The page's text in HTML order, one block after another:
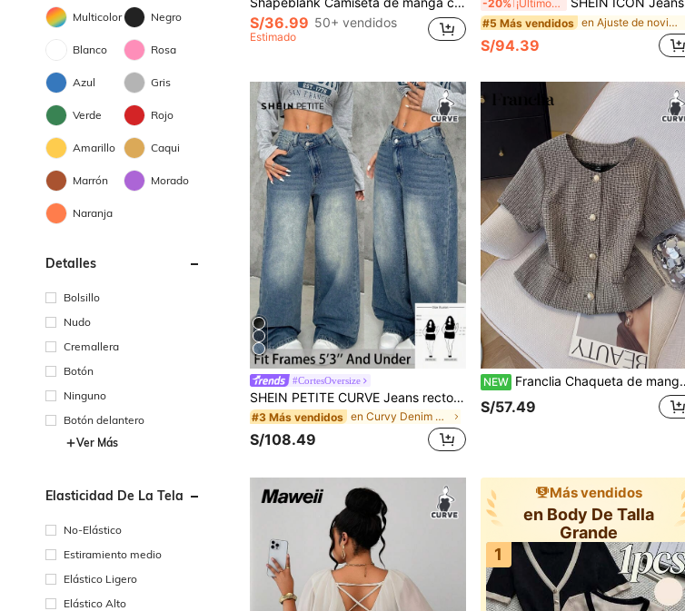
Multicolor Negro
Blanco Rosa
Azul Gris
Verde Rojo
Amarillo Caqui
Marrón Morado
Naranja
Detalles
Bolsillo
Nudo
Cremallera
Botón
Ninguno
Botón delantero
Ver Más
Elasticidad De La Tela
No-Elástico
Estiramiento medio
Elástico Ligero
Elástico Alto
S/36.99 50+ vendidos
Estimado
-20% ¡Últimos 3 días
#5 Más vendidos en Ajuste de novio Denim de talla grande
S/94.39
#CortesOversize
SHEIN PETITE CURVE Jeans rectos sueltos de cintura asimétrica de estilo vintage azul talla grande para mujer, para verano, vacaciones, Pascua, primavera, estilo occidental, oficina, rave, baby shower, cottagecore, estilo country, old money, salir, festival, rodeo, aeropuerto, Kpop, vacaciones tropicales, Nashville, verano europeo, concierto, vaquera, graduación, gyaru, hippie, grunge, jeans anchos, pantalones fluidos
#3 Más vendidos en Curvy Denim de talla grande
S/108.49
NEW Franclia Chaqueta de manga corta de tweed francés talla grande
S/57.49
Más vendidos
en Body De Talla
Grande
1